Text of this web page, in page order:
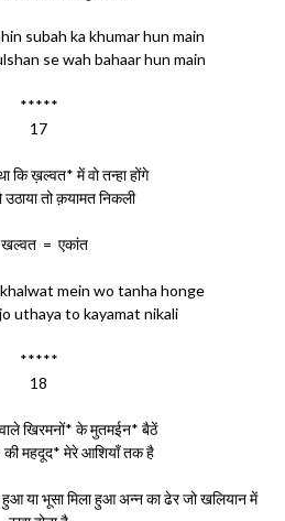
subah ka khumar hun main
se wah bahaar hun main
*****
17
कि ख़ल्वत* में वो तन्हा होंगे
उठाया तो क़यामत निकली
= एकांत
mein wo tanha honge
uthaya to kayamat nikali
*****
18
खिरमनों* के मुतमईन* बैठें
की महदूद* मेरे आशियाँ तक है
या भूसा मिला हुआ अन्न का ढेर जो खलियान में